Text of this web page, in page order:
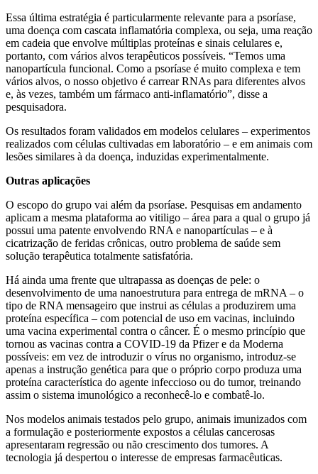
Essa última estratégia é particularmente relevante para a psoríase,
uma doença com cascata inflamatória complexa, ou seja, uma reação
em cadeia que envolve múltiplas proteínas e sinais celulares e,
portanto, com vários alvos terapêuticos possíveis. “Temos uma
nanopartícula funcional. Como a psoríase é muito complexa e tem
vários alvos, o nosso objetivo é carrear RNAs para diferentes alvos
e, às vezes, também um fármaco anti-inflamatório”, disse a
pesquisadora.
Os resultados foram validados em modelos celulares – experimentos
realizados com células cultivadas em laboratório – e em animais com
lesões similares à da doença, induzidas experimentalmente.
Outras aplicações
O escopo do grupo vai além da psoríase. Pesquisas em andamento
aplicam a mesma plataforma ao vitiligo – área para a qual o grupo já
possui uma patente envolvendo RNA e nanopartículas – e à
cicatrização de feridas crônicas, outro problema de saúde sem
solução terapêutica totalmente satisfatória.
Há ainda uma frente que ultrapassa as doenças de pele: o
desenvolvimento de uma nanoestrutura para entrega de mRNA – o
tipo de RNA mensageiro que instrui as células a produzirem uma
proteína específica – com potencial de uso em vacinas, incluindo
uma vacina experimental contra o câncer. É o mesmo princípio que
tornou as vacinas contra a COVID-19 da Pfizer e da Moderna
possíveis: em vez de introduzir o vírus no organismo, introduz-se
apenas a instrução genética para que o próprio corpo produza uma
proteína característica do agente infeccioso ou do tumor, treinando
assim o sistema imunológico a reconhecê-lo e combatê-lo.
Nos modelos animais testados pelo grupo, animais imunizados com
a formulação e posteriormente expostos a células cancerosas
apresentaram regressão ou não crescimento dos tumores. A
tecnologia já despertou o interesse de empresas farmacêuticas.